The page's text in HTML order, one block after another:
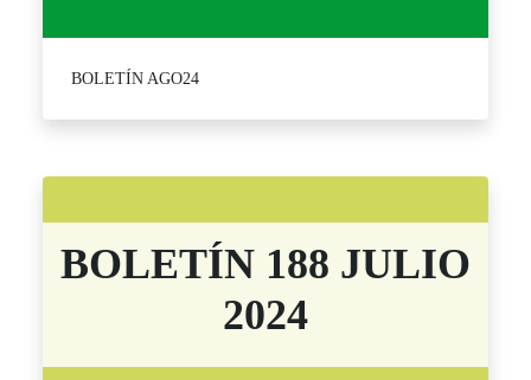
BOLETÍN AGO24
BOLETÍN 188 JULIO
2024